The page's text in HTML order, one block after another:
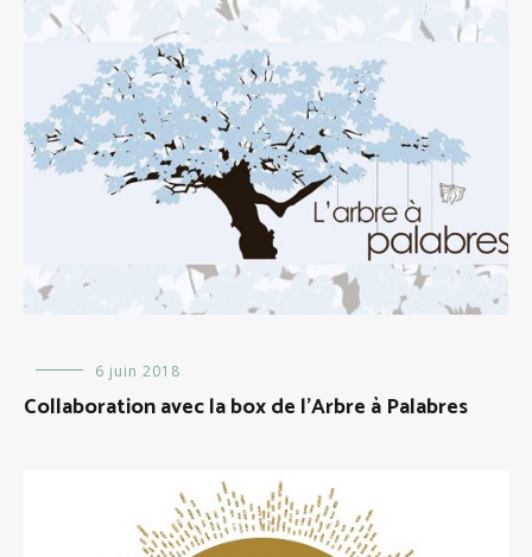
Evénements6 juin 2018
Collaboration avec la box de l’Arbre à Palabres